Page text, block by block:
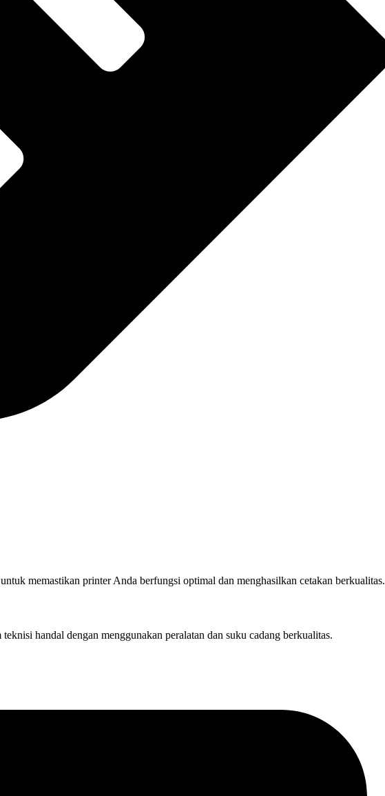
memastikan printer Anda berfungsi optimal dan menghasilkan cetakan berkualitas.
handal dengan menggunakan peralatan dan suku cadang berkualitas.